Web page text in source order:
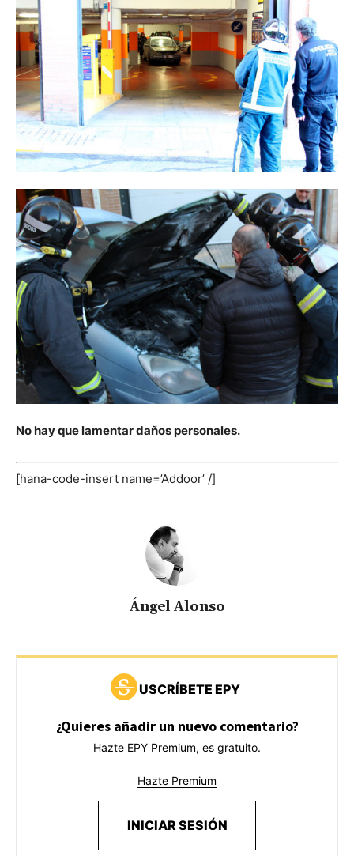
No hay que lamentar daños personales.
[hana-code-insert name=’Addoor’ /]
Ángel Alonso
USCRÍBETE EPY
¿Quieres añadir un nuevo comentario?
Hazte EPY Premium, es gratuito.
Hazte Premium
INICIAR SESIÓN